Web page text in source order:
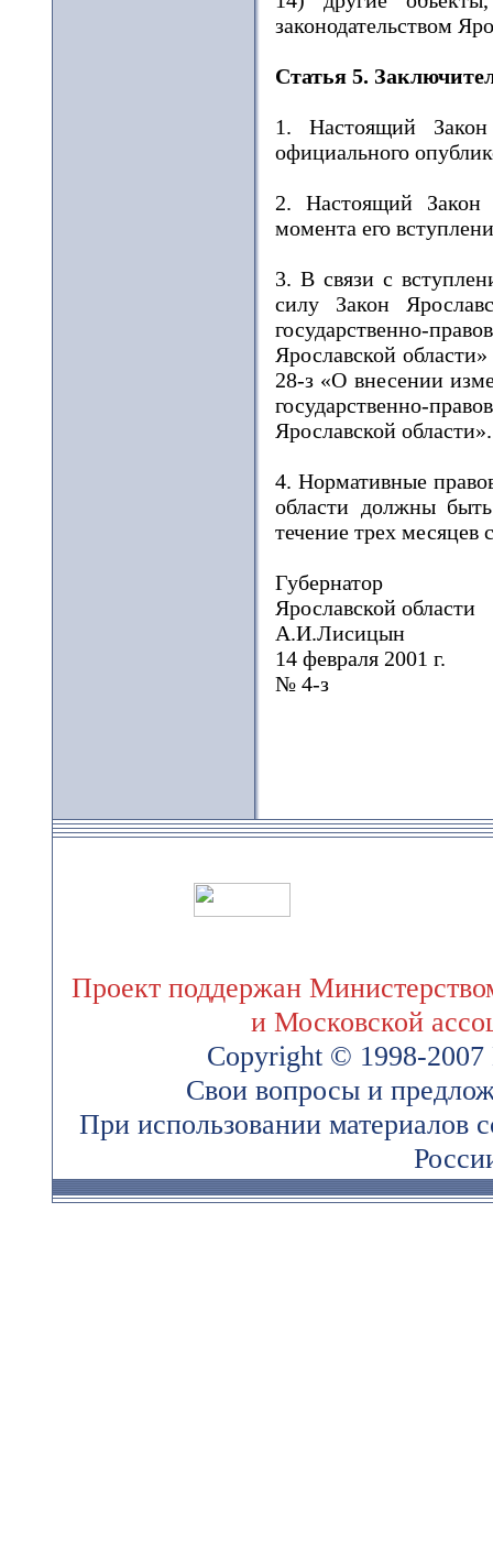
законодательством
Статья 5.
1. Настоящий
официального
2. Настоящий Закон
момента его
3. В связи с
силу Закон
государственно-
Ярославской
28-з «О внесении
государственно-
Ярославской области».
4. Нормативные
области должны
течение трех месяцев
Губернатор
Ярославской области
А.И.Лисицын
14 февраля 2001 г.
№ 4-з
Проект поддержан
и Московской
Copyright © 1998-
Свои вопросы и
При использовании материалов